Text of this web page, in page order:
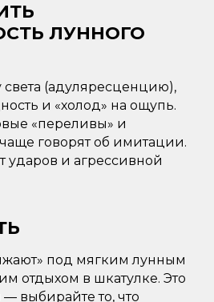
ЛУННОГО
(адуляресценцию),
и «холод» на ощупь.
«переливы» и
говорят об имитации.
ударов и агрессивной
под мягким лунным
отдыхом в шкатулке. Это
выбирайте то, что